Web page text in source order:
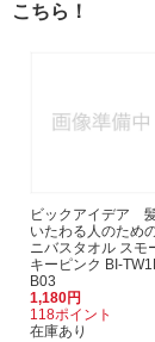
こちら！
ビックアイデア
いたわる人のため
ニバスタオル スモ
キーピンク BI-
B03
1,180円
118ポイント
在庫あり